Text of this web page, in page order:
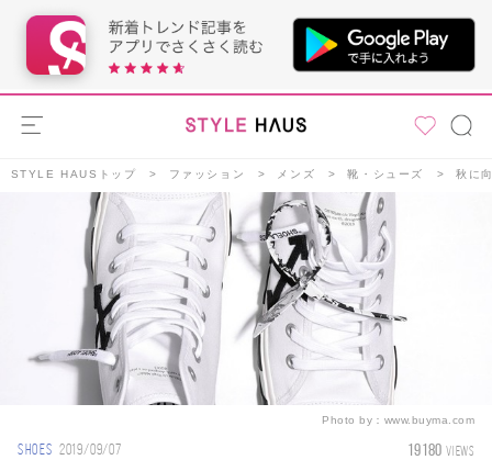
STYLE HAUSトップ ファッション メンズ 靴・シューズ 秋に
Photo by： www.buyma.com
SHOES 2019/09/07 19180 VIEWS